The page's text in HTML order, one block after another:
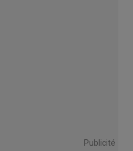
Publicité